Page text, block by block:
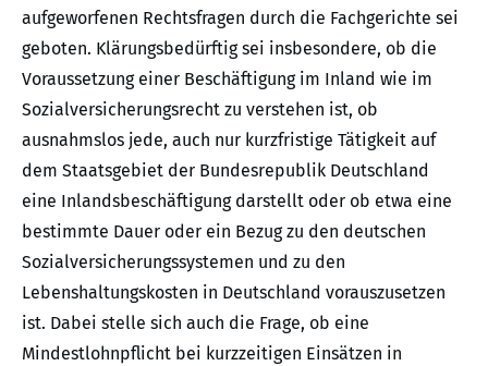
aufgeworfenen Rechtsfragen durch die Fachgerichte sei
geboten. Klärungsbedürftig sei insbesondere, ob die
Voraussetzung einer Beschäftigung im Inland wie im
Sozialversicherungsrecht zu verstehen ist, ob
ausnahmslos jede, auch nur kurzfristige Tätigkeit auf
dem Staatsgebiet der Bundesrepublik Deutschland
eine Inlandsbeschäftigung darstellt oder ob etwa eine
bestimmte Dauer oder ein Bezug zu den deutschen
Sozialversicherungssystemen und zu den
Lebenshaltungskosten in Deutschland vorauszusetzen
ist. Dabei stelle sich auch die Frage, ob eine
Mindestlohnpflicht bei kurzzeitigen Einsätzen in